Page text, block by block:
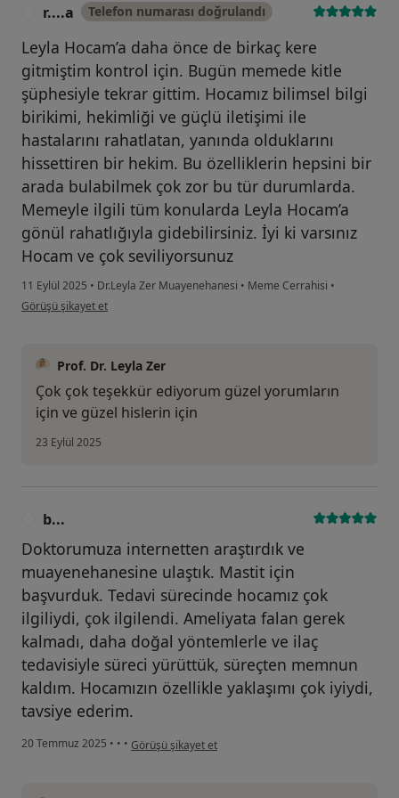
predicting successive surgery in patients undergoing
subtotal/total parathyroidectomy due to secondary
hyperparathyroidism. XLVII ERA-EDTA Congress,
Munich, Germany - June 25-28, 2010.
B4. Ata P, Canbakan M, Ozel L, Kara M, Krand O, Unal E,
Demiralp E, Titiz MI, 25. European Immunogenetics
and Histocompatibility Conference, Praque, Early
posttransplant clinical status of desensitized live-
donor kidney recipients sensitized with pregnancy and
blood transfusions, May 4-7, 2011.
C. Yazılan uluslararası kitaplar veya kitaplarda
bölümler:
D1. L. Özel, R Gürün, Aİ Soyluoğlu. N. Hypoglossus ile
A.occipitalis arasındaki anatomik ve klinik ilişki. Trakya
Üniversitesi Tıp fakültesi dergisi, 12(1,2,3,):71-77,1995.
bifurkasyonundan çıkan A. Occipitalis olgusu.
Morfoloji Dergisi, 3(1):47-49,1995.
D3. L. Özel, SZ Toros, A.B.Toros. Tiroit Anatomisi ve
Tiroit Cerrahisinin Anatomik Komplikasyonları.
Sendrom, 2002.
D4. P. Güneş, D. Benek, Ş. Akaya, E. Ünal, M. Erkan, L.
Özel. Meme başı akıntı sitolojisinin tanı değeri,
Diagnostic value of nipple discharge cytology. Meme
hastalıkları Dergisi, 13(3):68-73, 2006.
B.Yiğit, İ.Berber, Mİ .Titiz. Böbrek nakli öncesi lenfosit
r....a Telefon numarası doğrulandı
Leyla Hocam’a daha önce de birkaç kere
gitmiştim kontrol için. Bugün memede kitle
şüphesiyle tekrar gittim. Hocamız bilimsel bilgi
birikimi, hekimliği ve güçlü iletişimi ile
hastalarını rahatlatan, yanında olduklarını
hissettiren bir hekim. Bu özelliklerin hepsini bir
arada bulabilmek çok zor bu tür durumlarda.
Memeyle ilgili tüm konularda Leyla Hocam’a
gönül rahatlığıyla gidebilirsiniz. İyi ki varsınız
Hocam ve çok seviliyorsunuz
11 Eylül 2025 • Dr.Leyla Zer Muayenehanesi • Meme Cerrahisi •
kullanıcının görüşüne göre r....a
Görüşü şikayet et
Prof. Dr. Leyla Zer
Çok çok teşekkür ediyorum güzel yorumların
için ve güzel hislerin için
23 Eylül 2025
b...
Doktorumuza internetten araştırdık ve
muayenehanesine ulaştık. Mastit için
başvurduk. Tedavi sürecinde hocamız çok
ilgiliydi, çok ilgilendi. Ameliyata falan gerek
kalmadı, daha doğal yöntemlerle ve ilaç
tedavisiyle süreci yürüttük, süreçten memnun
kaldım. Hocamızın özellikle yaklaşımı çok iyiydi,
tavsiye ederim.
20 Temmuz 2025 • • • kullanıcının görüşüne göre b...
Görüşü şikayet et